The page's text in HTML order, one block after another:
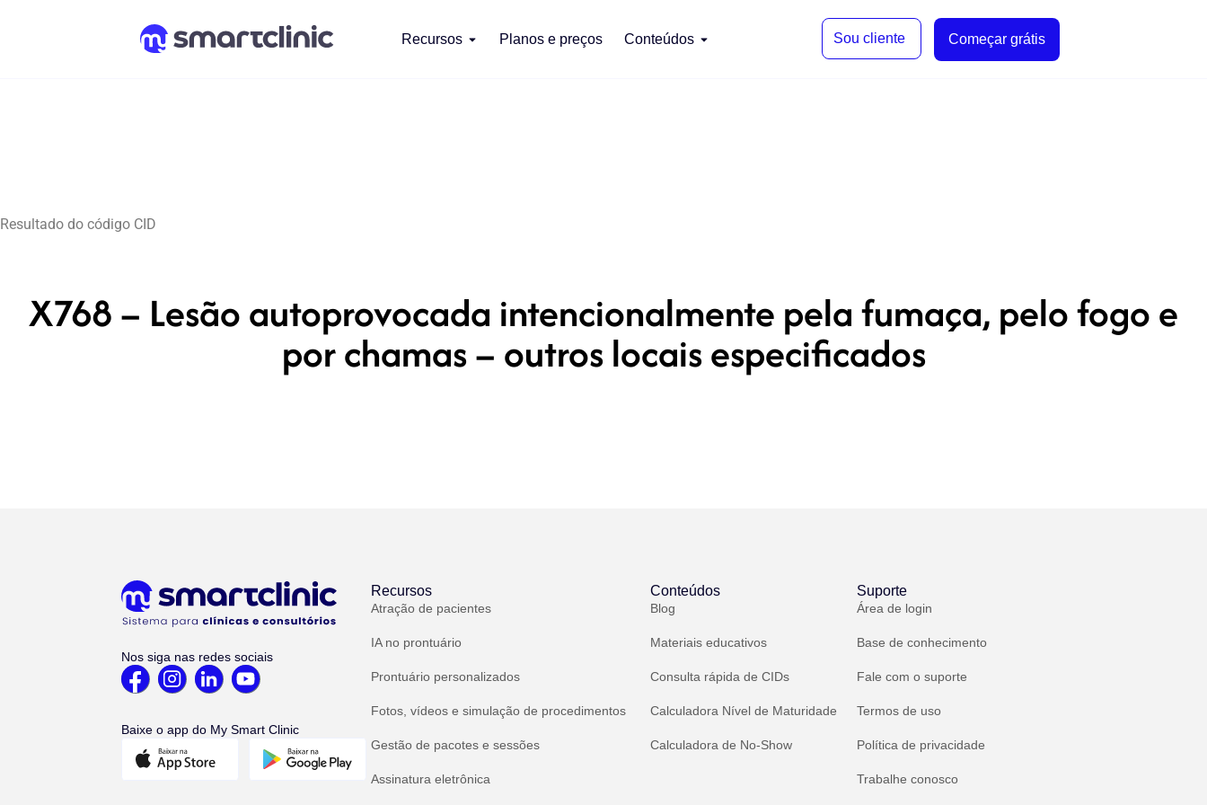
Recursos Planos e preços Conteúdos Sou cliente Começar grátis
Resultado do código CID
X768 – Lesão autoprovocada intencionalmente pela fumaça, pelo fogo e
por chamas – outros locais especificados
Nos siga nas redes sociais
Baixe o app do My Smart Clinic
Recursos
Atração de pacientes
IA no prontuário
Prontuário personalizados
Fotos, vídeos e simulação de procedimentos
Gestão de pacotes e sessões
Assinatura eletrônica
Conteúdos
Blog
Materiais educativos
Consulta rápida de CIDs
Calculadora Nível de Maturidade
Calculadora de No-Show
Suporte
Área de login
Base de conhecimento
Fale com o suporte
Termos de uso
Política de privacidade
Trabalhe conosco